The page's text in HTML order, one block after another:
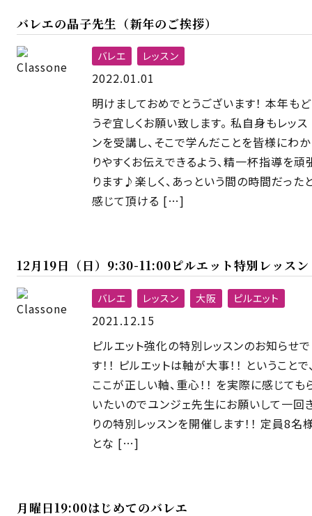
バレエの晶子先生（新年のご挨拶）
バレエ レッスン
2022.01.01
明けましておめでとうございます！ 本年もど
うぞ宜しくお願い致します。 私自身もレッス
ンを受講し、そこで学んだことを皆様にわか
りやすくお伝えできるよう、精一杯指導を頑
ります♪楽しく、あっという間の時間だった
感じて頂ける […]
12月19日（日）9:30-11:00ピルエット特別レッスン
バレエ レッスン 大阪 ピルエット
2021.12.15
ピルエット強化の特別レッスンのお知らせで
す！！ ピルエットは軸が大事！！ ということで
ここが正しい軸、重心！！ を実際に感じても
いたいのでユンジェ先生にお願いして一回
りの特別レッスンを開催します！！ 定員8名
とな […]
月曜日19:00はじめてのバレエ